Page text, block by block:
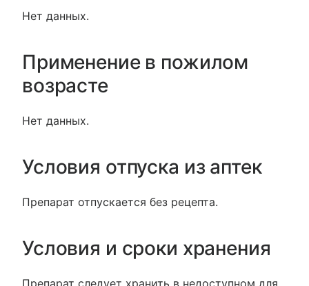
Нет данных.
Применение в пожилом
возрасте
Нет данных.
Условия отпуска из аптек
Препарат отпускается без рецепта.
Условия и сроки хранения